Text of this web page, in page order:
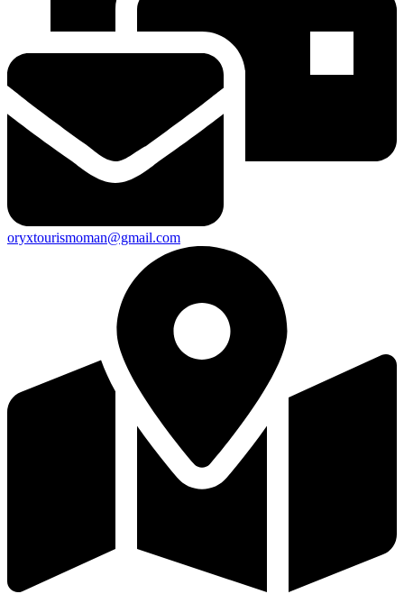
oryxtourismoman@gmail.com